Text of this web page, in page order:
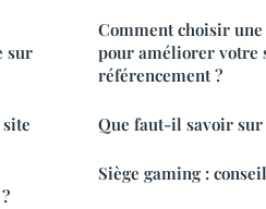
sur
Comment choisir une
pour améliorer votre
référencement ?
Que faut-il savoir sur
Siège gaming :